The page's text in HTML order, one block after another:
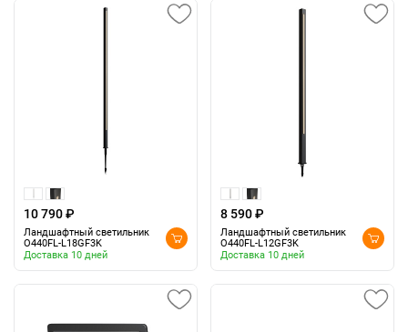
10 790 ₽
Ландшафтный светильник
O440FL-L18GF3K
Доставка 10 дней
8 590 ₽
Ландшафтный светильник
O440FL-L12GF3K
Доставка 10 дней